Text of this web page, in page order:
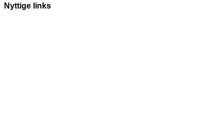
Nyttige links